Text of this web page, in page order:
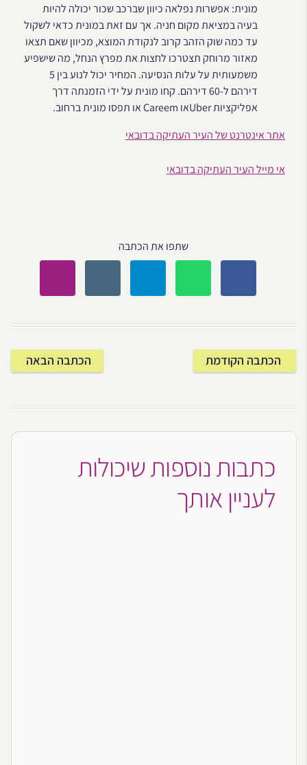
מונית: אפשרות נפלאה כיוון שברכב שכור יכולה להיות
בעיה במציאת מקום חניה. אך עם זאת במונית כדאי לשקול
עד כמה שוק הזהב קרוב לנקודת המוצא, מכיוון שאם תצאו
מאזור מרוחק תצטרכו לחצות את מפרץ הנחל, מה שישפיע
משמעותית על עלות הנסיעה. המחיר יכול לנוע בין 5
דירהם ל-60 דירהם. קחו מונית על ידי הזמנתה דרך
אפליקציות Uberאו Careem או תפסו מונית ברחוב.
אתר אינטרנט של העיר העתיקה בדובאי
אי מייל העיר העתיקה בדובאי
שתפו את הכתבה
הכתבה הקודמת הכתבה הבאה
כתבות נוספות שיכולות
לעניין אותך